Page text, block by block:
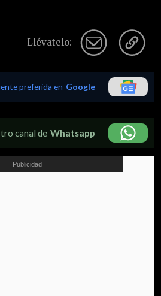
Llévatelo:
preferida en Google
canal de Whatsapp